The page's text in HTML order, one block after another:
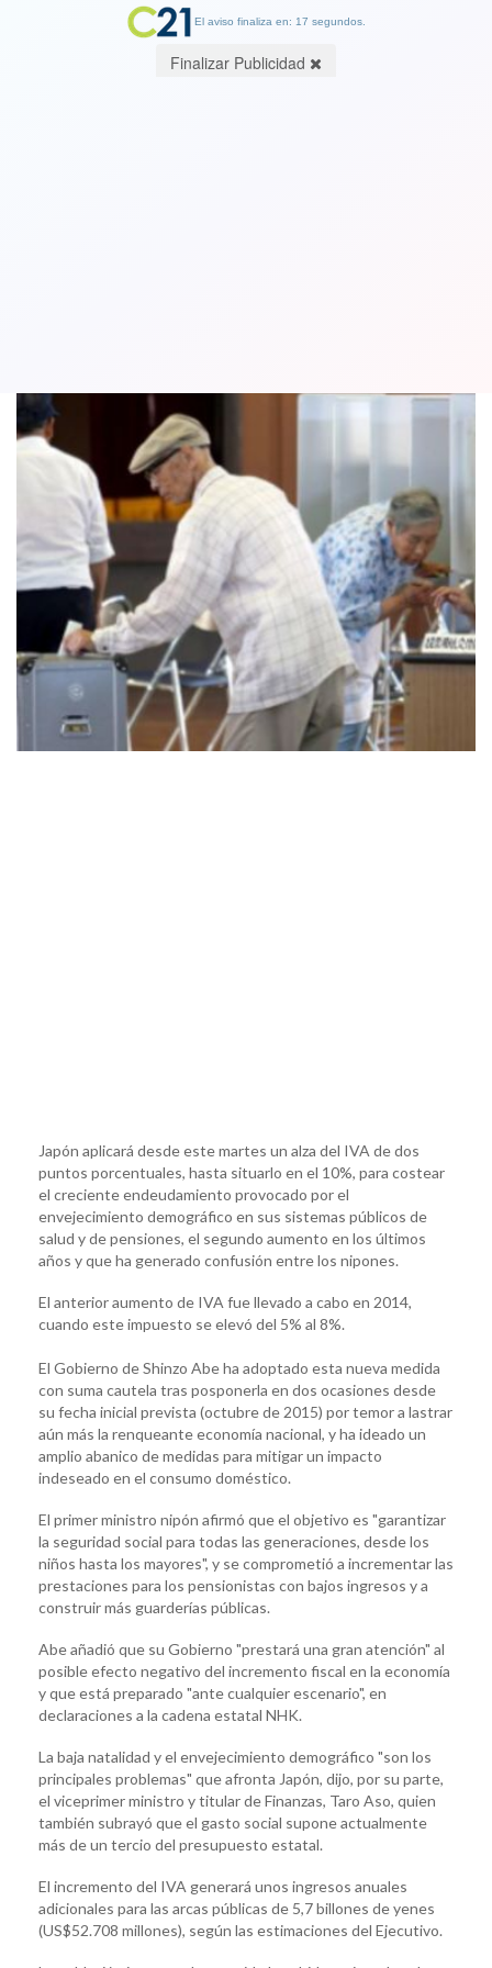
Japón aplicará desde este martes un alza del IVA de dos
puntos porcentuales, hasta situarlo en el 10%, para costear
el creciente endeudamiento provocado por el
envejecimiento demográfico en sus sistemas públicos de
salud y de pensiones, el segundo aumento en los últimos
años y que ha generado confusión entre los nipones.
El anterior aumento de IVA fue llevado a cabo en 2014,
cuando este impuesto se elevó del 5% al 8%.
El Gobierno de Shinzo Abe ha adoptado esta nueva medida
con suma cautela tras posponerla en dos ocasiones desde
su fecha inicial prevista (octubre de 2015) por temor a lastrar
aún más la renqueante economía nacional, y ha ideado un
amplio abanico de medidas para mitigar un impacto
indeseado en el consumo doméstico.
El primer ministro nipón afirmó que el objetivo es "garantizar
la seguridad social para todas las generaciones, desde los
niños hasta los mayores", y se comprometió a incrementar las
prestaciones para los pensionistas con bajos ingresos y a
construir más guarderías públicas.
Abe añadió que su Gobierno "prestará una gran atención" al
posible efecto negativo del incremento fiscal en la economía
y que está preparado "ante cualquier escenario", en
declaraciones a la cadena estatal NHK.
La baja natalidad y el envejecimiento demográfico "son los
principales problemas" que afronta Japón, dijo, por su parte,
el viceprimer ministro y titular de Finanzas, Taro Aso, quien
también subrayó que el gasto social supone actualmente
más de un tercio del presupuesto estatal.
El incremento del IVA generará unos ingresos anuales
adicionales para las arcas públicas de 5,7 billones de yenes
(US$52.708 millones), según las estimaciones del Ejecutivo.
El aviso finaliza en: 17 segundos.
Finalizar Publicidad